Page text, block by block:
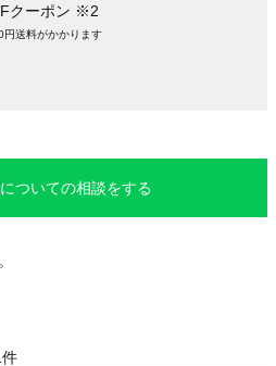
クーポン ※2
送料がかかります
ついての相談をする